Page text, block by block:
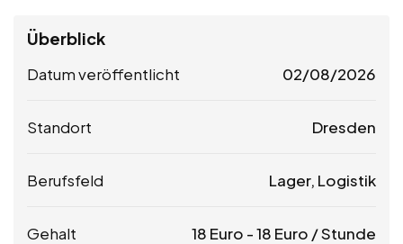
Überblick
Datum veröffentlicht 02/08/2026
Standort Dresden
Berufsfeld Lager, Logistik
Gehalt 18 Euro -18 Euro / Stunde